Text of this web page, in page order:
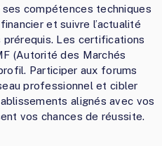
compétences techniques
et suivre l’actualité
Les certifications
(Autorité des Marchés
Participer aux forums
professionnel et cibler
alignés avec vos
vos chances de réussite.